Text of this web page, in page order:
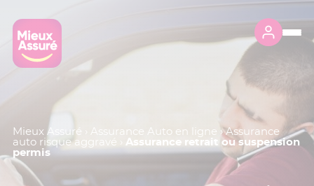
Mieux Assuré Assurance Auto en ligne ›Assurance
auto risque aggravé
Assurance retrait ou suspension
permis